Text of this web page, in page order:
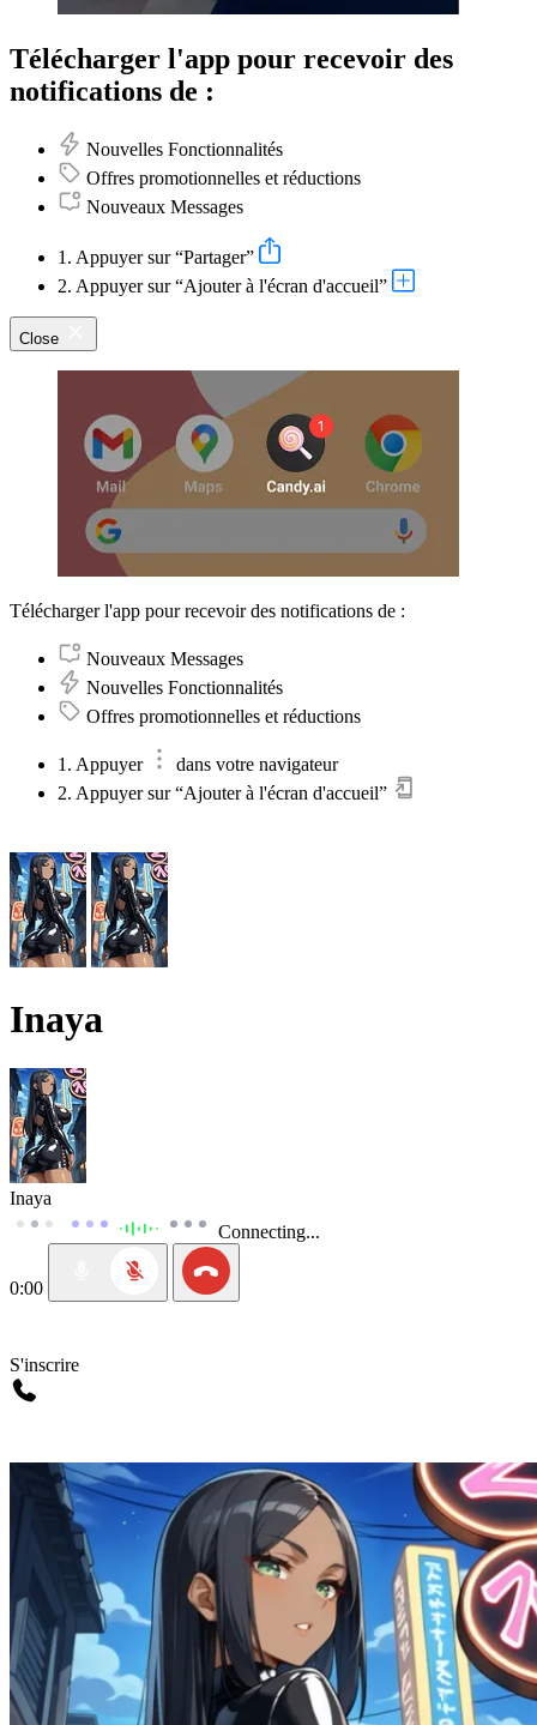
Télécharger l'app pour recevoir des
notifications de :
Nouvelles Fonctionnalités
Offres promotionnelles et réductions
Nouveaux Messages
1. Appuyer sur “Partager”
2. Appuyer sur “Ajouter à l'écran d'accueil”
Close
Télécharger l'app pour recevoir des notifications de :
Nouveaux Messages
Nouvelles Fonctionnalités
Offres promotionnelles et réductions
1. Appuyer
dans votre navigateur
2. Appuyer sur “Ajouter à l'écran d'accueil”
Inaya
Inaya
Connecting...
0:00
S'inscrire